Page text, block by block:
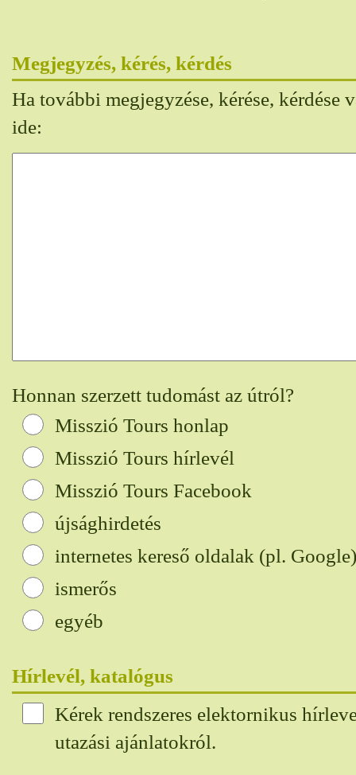
Megjegyzés, kérés, kérdés
Ha további megjegyzése, kérése, kérdése
ide:
Honnan szerzett tudomást az útról?
Misszió Tours honlap
Misszió Tours hírlevél
Misszió Tours Facebook
újsághirdetés
internetes kereső oldalak (pl. Google)
ismerős
egyéb
Hírlevél, katalógus
Kérek rendszeres elektornikus
utazási ajánlatokról.